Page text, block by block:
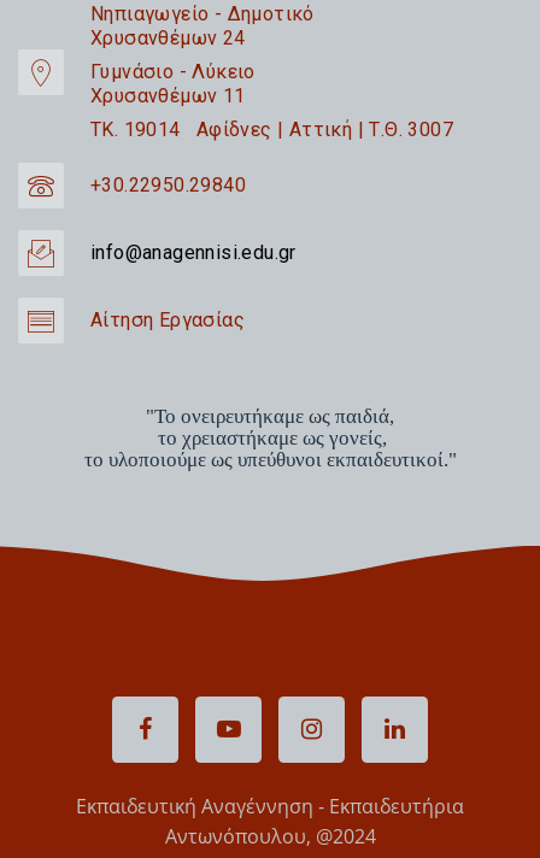
Nηπιαγωγείο - Δημοτικό
Χρυσανθέμων 24
Γυμνάσιο - Λύκειο
Χρυσανθέμων 11
TK. 19014 Αφίδνες | Αττική | Τ.Θ. 3007
+30.22950.29840
info@anagennisi.edu.gr
Αίτηση Εργασίας
"Το ονειρευτήκαμε ως παιδιά,
το χρειαστήκαμε ως γονείς,
το υλοποιούμε ως υπεύθυνοι εκπαιδευτικοί."
Εκπαιδευτική Αναγέννηση - Εκπαιδευτήρια
Αντωνόπουλου, @2024